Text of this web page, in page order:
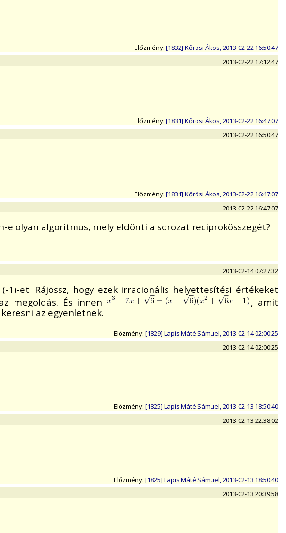
Előzmény: [1832] Kőrösi Ákos, 2013-02-22 16:50:47
2013-02-22 17:12:47
Előzmény: [1831] Kőrösi Ákos, 2013-02-22 16:47:07
2013-02-22 16:50:47
Előzmény: [1831] Kőrösi Ákos, 2013-02-22 16:47:07
2013-02-22 16:47:07
olyan algoritmus, mely eldönti a sorozat reciprokösszegét?
2013-02-14 07:27:32
et. Rájössz, hogy ezek irracionális helyettesítési értékeket
megoldás. És innen
, amit
az egyenletnek.
Előzmény: [1829] Lapis Máté Sámuel, 2013-02-14 02:00:25
2013-02-14 02:00:25
Előzmény: [1825] Lapis Máté Sámuel, 2013-02-13 18:50:40
2013-02-13 22:38:02
Előzmény: [1825] Lapis Máté Sámuel, 2013-02-13 18:50:40
2013-02-13 20:39:58